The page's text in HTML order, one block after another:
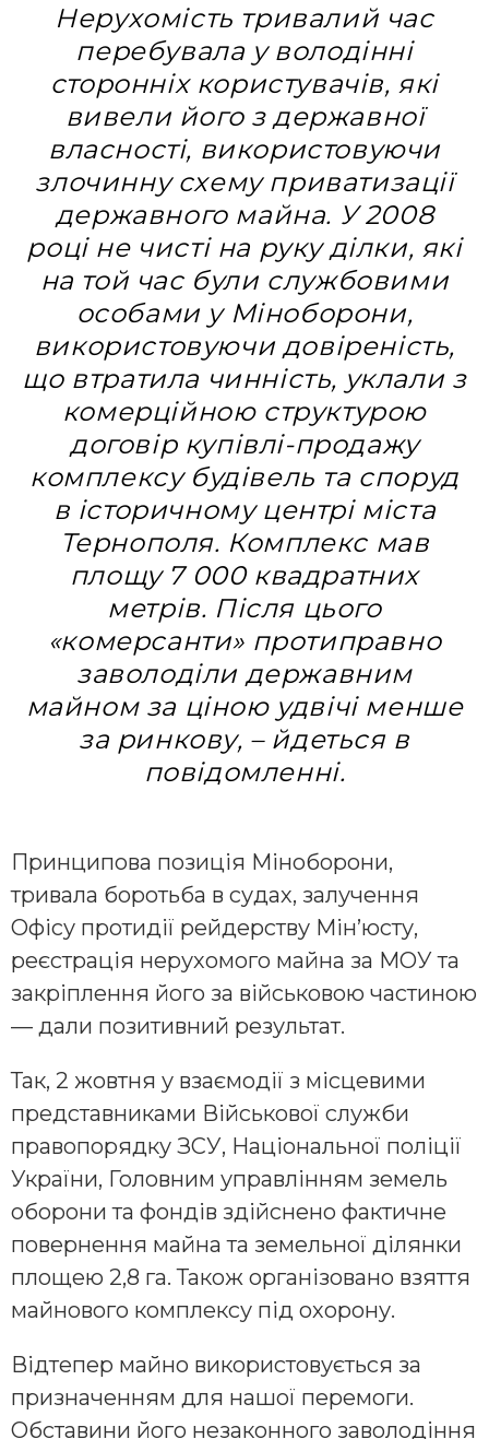
Нерухомість тривалий час
перебувала у володінні
сторонніх користувачів, які
вивели його з державної
власності, використовуючи
злочинну схему приватизації
державного майна. У 2008
році не чисті на руку ділки, які
на той час були службовими
особами у Міноборони,
використовуючи довіреність,
що втратила чинність, уклали з
комерційною структурою
договір купівлі-продажу
комплексу будівель та споруд
в історичному центрі міста
Тернополя. Комплекс мав
площу 7 000 квадратних
метрів. Після цього
«комерсанти» протиправно
заволоділи державним
майном за ціною удвічі менше
за ринкову, – йдеться в
повідомленні.
Принципова позиція Міноборони,
тривала боротьба в судах, залучення
Офісу протидії рейдерству Мін’юсту,
реєстрація нерухомого майна за МОУ та
закріплення його за військовою частиною
— дали позитивний результат.
Так, 2 жовтня у взаємодії з місцевими
представниками Військової служби
правопорядку ЗСУ, Національної поліції
України, Головним управлінням земель
оборони та фондів здійснено фактичне
повернення майна та земельної ділянки
площею 2,8 га. Також організовано взяття
майнового комплексу під охорону.
Відтепер майно використовується за
призначенням для нашої перемоги.
Обставини його незаконного заволодіння